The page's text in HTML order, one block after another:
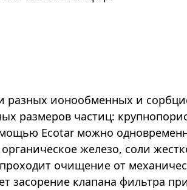
разных ионообменных и
размеров частиц:
Ecotar можно
железо, соли
очищение от
засорение клапана фильтра